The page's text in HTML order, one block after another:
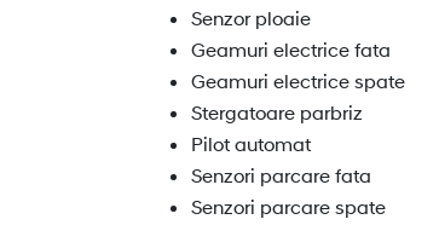
Senzor ploaie
Geamuri electrice fata
Geamuri electrice spate
Stergatoare parbriz
Pilot automat
Senzori parcare fata
Senzori parcare spate